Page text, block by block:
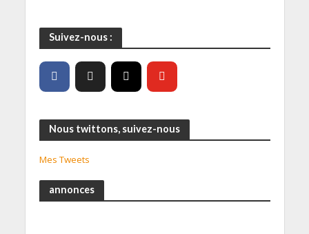
Suivez-nous :
Nous twittons, suivez-nous
Mes Tweets
annonces